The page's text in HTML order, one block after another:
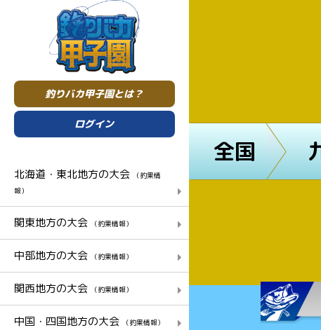
釣りバカ甲子園とは？
ログイン
北海道・東北地方の大会
（釣果情
報）
関東地方の大会 （釣果情報）
中部地方の大会 （釣果情報）
関西地方の大会 （釣果情報）
中国・四国地方の大会 （釣果情報）
全国